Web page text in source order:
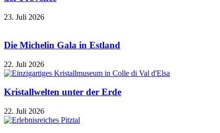
23. Juli 2026
Die Michelin Gala in Estland
22. Juli 2026
Kristallwelten unter der Erde
22. Juli 2026